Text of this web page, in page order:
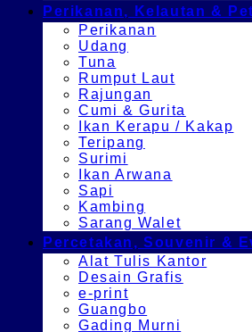
Perikanan, Kelautan &
Perikanan
Udang
Tuna
Rumput Laut
Rajungan
Cumi & Gurita
Ikan Kerapu / Kakap
Teripang
Surimi
Ikan Arwana
Sapi
Kambing
Sarang Walet
Percetakan, Souvenir &
Alat Tulis Kantor
Desain Grafis
e-print
Guangbo
Gading Murni